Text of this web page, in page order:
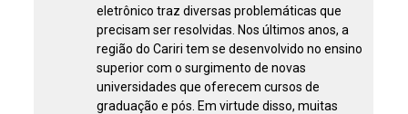
eletrônico traz diversas problemáticas que
precisam ser resolvidas. Nos últimos anos, a
região do Cariri tem se desenvolvido no ensino
superior com o surgimento de novas
universidades que oferecem cursos de
graduação e pós. Em virtude disso, muitas